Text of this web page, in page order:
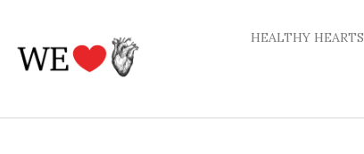
contenido
HEALTHY HEARTS